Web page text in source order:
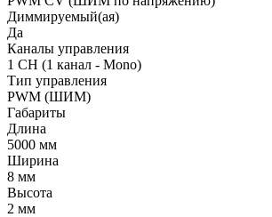
Диммируемый(ая)
Да
Каналы управления
1 CH (1 канал - Mono)
Тип управления
PWM (ШИМ)
Габариты
Длина
5000 мм
Ширина
8 мм
Высота
2 мм